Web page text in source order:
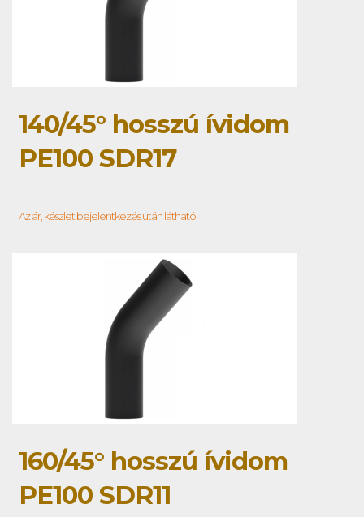
140/45° hosszú ívidom
PE100 SDR17
Az ár, készlet bejelentkezés után látható
160/45° hosszú ívidom
PE100 SDR11